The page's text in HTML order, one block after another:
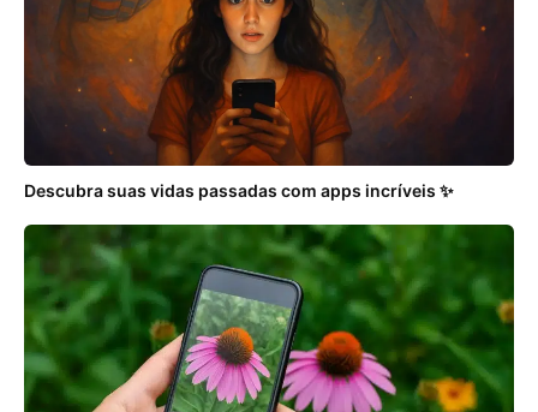
Descubra suas vidas passadas com apps incríveis ✨